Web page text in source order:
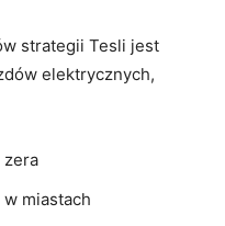
strategii Tesli jest
elektrycznych,
zera
w miastach